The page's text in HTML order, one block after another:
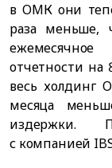
в ОМК они
раза меньше,
отчетности на
весь холдинг
месяца
издержки.
с компанией